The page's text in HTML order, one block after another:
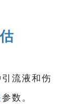
流液和伤
参数。